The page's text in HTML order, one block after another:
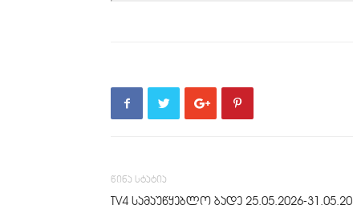
წინა სტატია
TV4 სამაუწყებლო ბადე 25.05.2026-